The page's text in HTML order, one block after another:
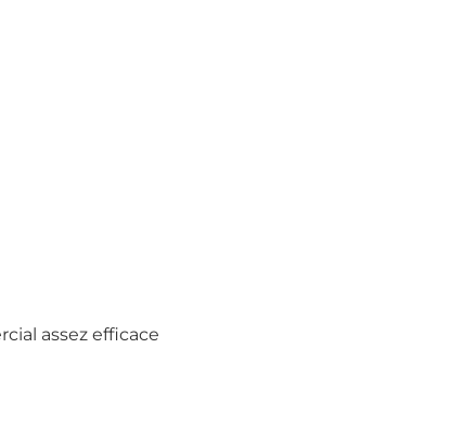
assez efficace